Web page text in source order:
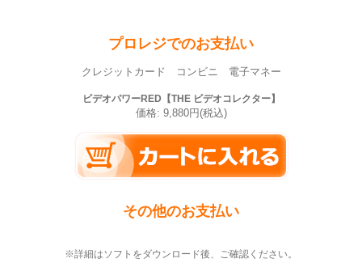
プロレジでのお支払い
クレジットカード コンビニ 電子マネー
ビデオパワーRED【THE ビデオコレクター】
価格: 9,880円(税込)
その他のお支払い
※詳細はソフトをダウンロード後、ご確認ください。